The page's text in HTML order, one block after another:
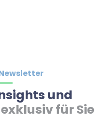
und
für Sie